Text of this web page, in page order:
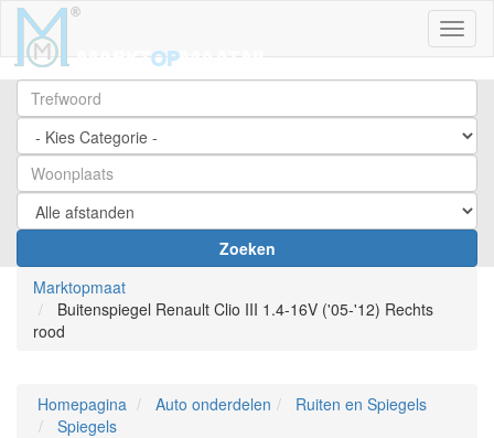
Zoeken
Marktopmaat
Buitenspiegel Renault Clio III 1.4-16V ('05-'12) Rechts
rood
Homepagina Auto onderdelen
Ruiten en Spiegels
Spiegels